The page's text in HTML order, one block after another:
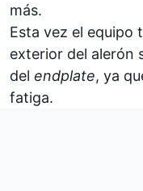
más.
Esta vez el equipo
exterior del alerón
del endplate, ya
fatiga.